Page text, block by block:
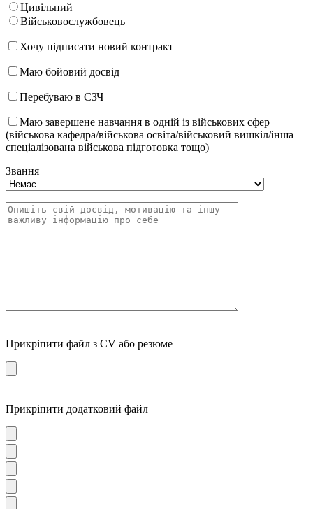
Цивільний
Військовослужбовець
Хочу підписати новий контракт
Маю бойовий досвід
Перебуваю в СЗЧ
Маю завершене навчання в одній із військових сфер
(військова кафедра/військова освіта/військовий вишкіл/інша
спеціалізована військова підготовка тощо)
Звання
Прикріпити файл з CV або резюме
Прикріпити додатковий файл